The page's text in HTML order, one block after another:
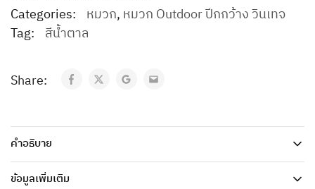
Categories: หมวก, หมวก Outdoor ปีกกว้าง วินเทจ
Tag: สีน้ำตาล
Share:
คำอธิบาย
ข้อมูลเพิ่มเติม